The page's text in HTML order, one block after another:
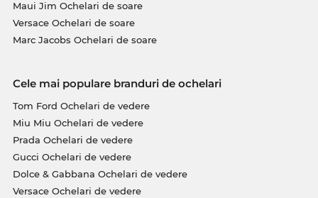
Maui Jim Ochelari de soare
Versace Ochelari de soare
Marc Jacobs Ochelari de soare
Cele mai populare branduri de ochelari
Tom Ford Ochelari de vedere
Miu Miu Ochelari de vedere
Prada Ochelari de vedere
Gucci Ochelari de vedere
Dolce & Gabbana Ochelari de vedere
Versace Ochelari de vedere